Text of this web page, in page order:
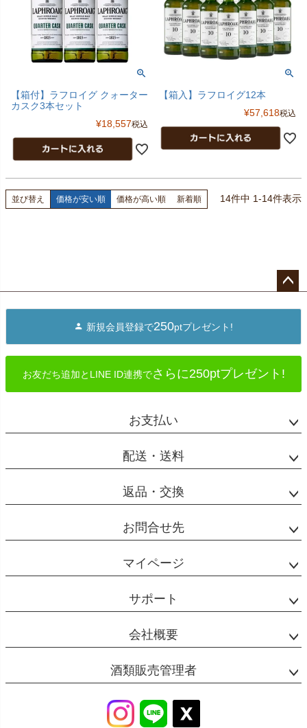
【箱付】ラフロイグ クォーター
カスク3本セット
¥18,557税込
【箱入】ラフロイグ12本
¥57,618税込
並び替え 価格が安い順 価格が高い順 新着順 14件中 1-14件表示
へ
新規会員登録で250ptプレゼント!
お友だち追加とLINE ID連携でさらに250ptプレゼント!
お支払い
配送・送料
返品・交換
お問合せ先
マイページ
サポート
会社概要
酒類販売管理者